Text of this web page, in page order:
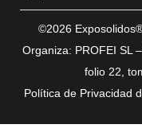
©2026
Organiza: PROFEI SL
folio 22,
Política de Privacidad